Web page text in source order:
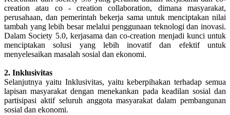
creation atau co - creation collaboration, dimana masyarakat,
perusahaan, dan pemerintah bekerja sama untuk menciptakan nilai
tambah yang lebih besar melalui penggunaan teknologi dan inovasi.
Dalam Society 5.0, kerjasama dan co-creation menjadi kunci untuk
menciptakan solusi yang lebih inovatif dan efektif untuk
menyelesaikan masalah sosial dan ekonomi.
2. Inklusivitas
Selanjutnya yaitu Inklusivitas, yaitu keberpihakan terhadap semua
lapisan masyarakat dengan menekankan pada keadilan sosial dan
partisipasi aktif seluruh anggota masyarakat dalam pembangunan
sosial dan ekonomi.